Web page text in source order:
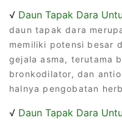
√ Daun Tapak Dara
daun tapak dara
memiliki potensi besar
gejala asma, terutama
bronkodilator, dan
halnya pengobatan
√ Daun Tapak Dara